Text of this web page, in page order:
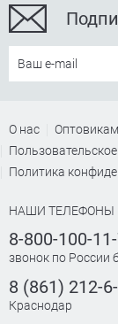
О нас Оптовикам
Политика
НАШИ ТЕЛЕФОНЫ
8-800-100-
звонок по России
8 (861) 212-
Краснодар